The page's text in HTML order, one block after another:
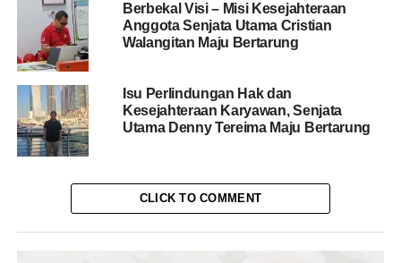
Berbekal Visi – Misi Kesejahteraan
Anggota Senjata Utama Cristian
Walangitan Maju Bertarung
Isu Perlindungan Hak dan
Kesejahteraan Karyawan, Senjata
Utama Denny Tereima Maju Bertarung
CLICK TO COMMENT